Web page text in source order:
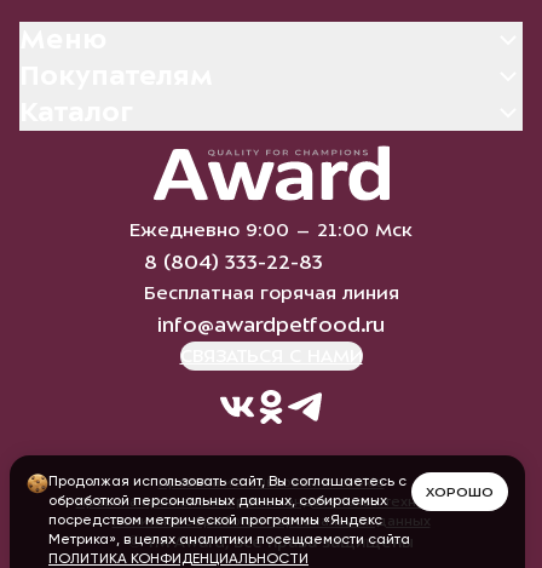
Продолжая использовать сайт, Вы соглашаетесь с
обработкой персональных данных, собираемых
посредством метрической программы «Яндекс
Метрика», в целях аналитики посещаемости сайта
ПОЛИТИКА КОНФИДЕНЦИАЛЬНОСТИ
ХОРОШО
Ежедневно 9:00 – 21:00 Мск
8 (804) 333-22-83
Бесплатная горячая линия
info@awardpetfood.ru
СВЯЗАТЬСЯ С НАМИ
Правила использования cookie
Правила применения рекомендательных технологий
Политика обработки персональных данных
© ТМ Award, все права защищены